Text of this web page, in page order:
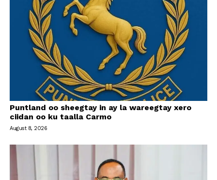
Puntland oo sheegtay in ay la wareegtay xero
ciidan oo ku taalla Carmo
August 8, 2026